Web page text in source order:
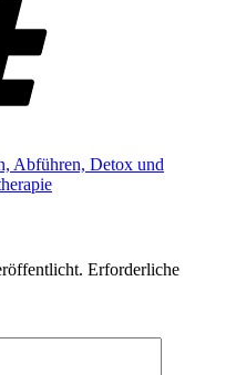
Abführen, Detox und
Erforderliche